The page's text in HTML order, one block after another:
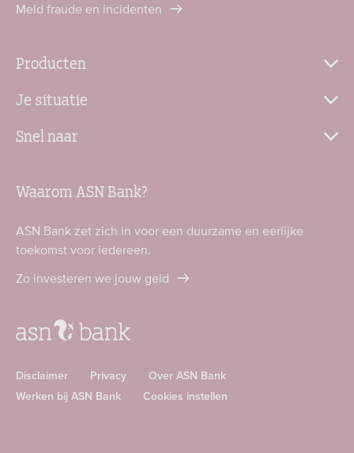
Meld fraude en incidenten
Producten
Je situatie
Snel naar
Waarom ASN Bank?
ASN Bank zet zich in voor een duurzame en eerlijke
toekomst voor iedereen.
Zo investeren we jouw geld
Disclaimer Privacy
Over ASN Bank
Werken bij ASN Bank
Cookies instellen